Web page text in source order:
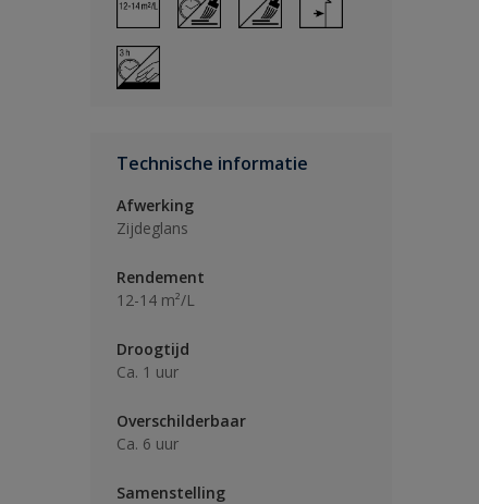
Technische informatie
Afwerking
Zijdeglans
Rendement
12-14 m²/L
Droogtijd
Ca. 1 uur
Overschilderbaar
Ca. 6 uur
Samenstelling